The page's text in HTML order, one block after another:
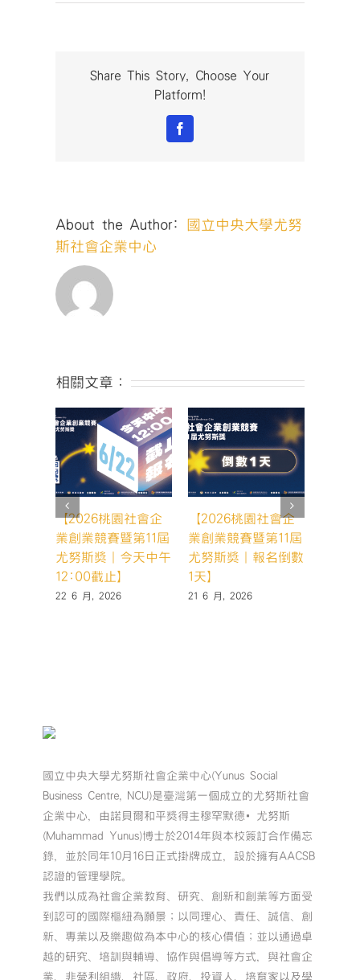
〈【2026
會
企
11
一
次
看！】〉
中
Share This Story, Choose Your
Platform!
Facebook
About the Author:
國立中央大學尤努
斯社會企業中心
相關文章：
【2026桃園社會企
業創業競賽暨第11屆
尤努斯獎｜今天中午
12:00截止】
22 6 月, 2026
【2026桃園社會企
業創業競賽暨第11屆
尤努斯獎｜報名倒數
1天】
21 6 月, 2026
國立中央大學尤努斯社會企業中心(Yunus Social
Business Centre, NCU)是臺灣第一個成立的尤努斯社會
企業中心，由諾貝爾和平獎得主穆罕默德•尤努斯
(Muhammad Yunus)博士於2014年與本校簽訂合作備忘
錄，並於同年10月16日正式掛牌成立，設於擁有AACSB
認證的管理學院。
我們以成為社會企業教育、研究、創新和創業等方面受
到認可的國際樞紐為願景；以同理心、責任、誠信、創
新、專業以及樂趣做為本中心的核心價值；並以通過卓
越的研究、培訓與輔導、協作與倡導等方式，與社會企
業、非營利組織、社區、政府、投資人、培育家以及學